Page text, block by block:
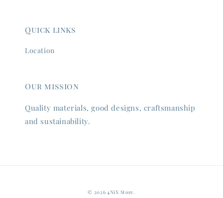
Quick links
Location
Our mission
Quality materials, good designs, craftsmanship
and sustainability.
© 2026 4NiX Store.